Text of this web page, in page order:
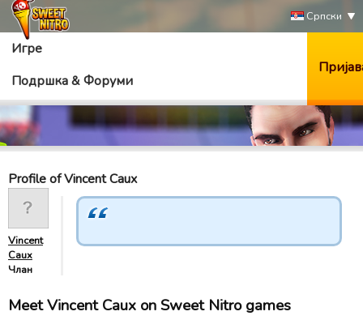
Српски
Игре
Подршка & Форуми
Profile of Vincent Caux
Vincent
Caux
Члан
Meet Vincent Caux on Sweet Nitro games